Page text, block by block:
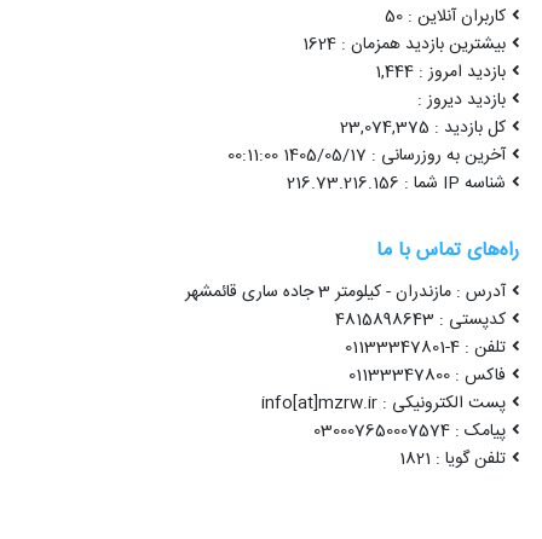
کاربران آنلاین : 50
بیشترین بازدید همزمان : 1624
بازدید امروز : 1,444
بازدید دیروز :
کل بازدید : 23,074,375
آخرین به روزرسانی : 1405/05/17 00:11:00
شناسه IP شما : 216.73.216.156
راه‌های تماس با ما
آدرس : مازندران - کیلومتر 3 جاده ساری قائمشهر
کدپستی : 4815898643
تلفن : 4-01133347801
فاکس : 01133347800
پست الکترونیکی : info[at]mzrw.ir
پیامک : 030007650007574
تلفن گویا : 1821